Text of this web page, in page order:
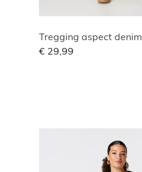
Tregging aspect denim
€ 29,99